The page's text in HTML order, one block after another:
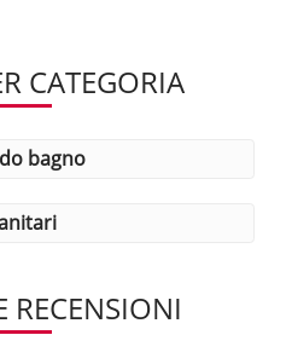
CATEGORIA
bagno
RECENSIONI